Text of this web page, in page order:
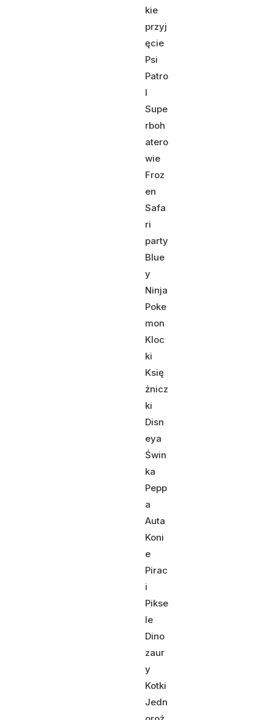
kie
przyj
ęcie
Psi
Patro
l
Supe
rboh
atero
wie
Froz
en
Safa
ri
party
Blue
y
Ninja
Poke
mon
Kloc
ki
Księ
żnicz
ki
Disn
eya
Świn
ka
Pepp
a
Auta
Koni
e
Pirac
i
Pikse
le
Dino
zaur
y
Kotki
Jedn